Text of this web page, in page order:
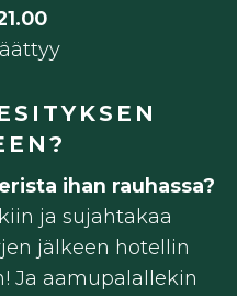
ihan rauhassa?
ja sujahtakaa
jälkeen hotellin
Ja aamupalallekin